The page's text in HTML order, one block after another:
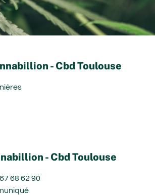
- Cbd Toulouse
- Cbd Toulouse
68 62 90